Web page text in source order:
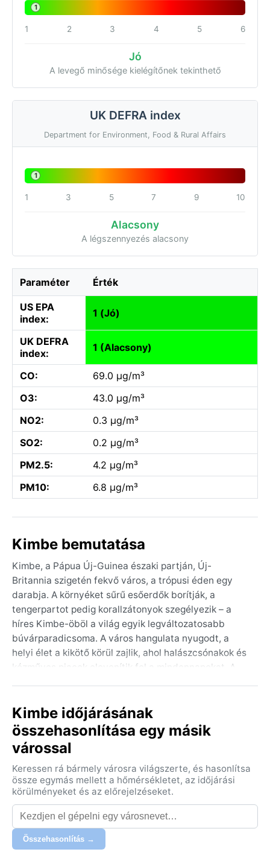
1
1 2 3 4 5 6
Jó
A levegő minősége kielégítőnek tekinthető
UK DEFRA index
Department for Environment, Food & Rural Affairs
1
1 3 5 7 9 10
Alacsony
A légszennyezés alacsony
Paraméter Érték
US EPA
index:
1 (Jó)
UK DEFRA
index:
1 (Alacsony)
CO:
69.0 µg/m³
O3:
43.0 µg/m³
NO2:
0.3 µg/m³
SO2:
0.2 µg/m³
PM2.5:
4.2 µg/m³
PM10:
6.8 µg/m³
Kimbe bemutatása
Kimbe, a Pápua Új-Guinea északi partján, Új-
Britannia szigetén fekvő város, a trópusi éden egy
darabja. A környéket sűrű esőerdők borítják, a
tengerpartot pedig korallzátonyok szegélyezik – a
híres Kimbe-öböl a világ egyik legváltozatosabb
búvárparadicsoma. A város hangulata nyugodt, a
helyi élet a kikötő körül zajlik, ahol halászcsónakok és
kézműves piacok elevenítik fel a mindennapokat. A
gyökereire. A földrajz: part menti síkság, mögötte
hegyekkel, a természet itt még érintetlen.
Az éghajlat a Köppen-féle Af osztályba tartozik:
páratartalom, a hőmérséklet 27–30 °C között mozog,
kisebb napi ingásokkal. Nincs valódi száraz évszak; az
esőzések hevesek és gyakoriak, az éves csapadék
meghaladja a 3000 millimétert. Nyáron (november–
április) a délnyugati monszun hozza a legtöbb esőt,
télen (május–október) valamivel kevesebb, de a
Kimbe időjárásának
összehasonlítása egy másik
várossal
Keressen rá bármely városra világszerte, és hasonlítsa
össze egymás mellett a hőmérsékletet, az időjárási
körülményeket és az előrejelzéseket.
Összehasonlítás →